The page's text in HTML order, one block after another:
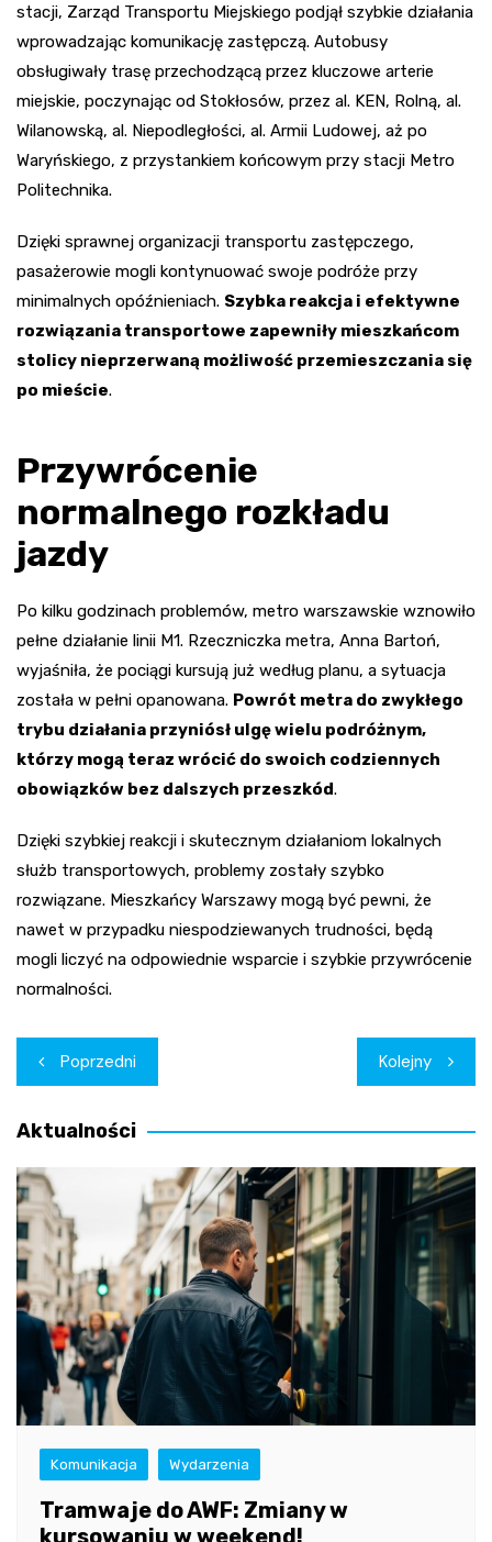
stacji, Zarząd Transportu Miejskiego podjął szybkie działania
wprowadzając komunikację zastępczą. Autobusy
obsługiwały trasę przechodzącą przez kluczowe arterie
miejskie, poczynając od Stokłosów, przez al. KEN, Rolną, al.
Wilanowską, al. Niepodległości, al. Armii Ludowej, aż po
Waryńskiego, z przystankiem końcowym przy stacji Metro
Politechnika.
Dzięki sprawnej organizacji transportu zastępczego,
pasażerowie mogli kontynuować swoje podróże przy
minimalnych opóźnieniach. Szybka reakcja i efektywne
rozwiązania transportowe zapewniły mieszkańcom
stolicy nieprzerwaną możliwość przemieszczania się
po mieście.
Przywrócenie
normalnego rozkładu
jazdy
Po kilku godzinach problemów, metro warszawskie wznowiło
pełne działanie linii M1. Rzeczniczka metra, Anna Bartoń,
wyjaśniła, że pociągi kursują już według planu, a sytuacja
została w pełni opanowana. Powrót metra do zwykłego
trybu działania przyniósł ulgę wielu podróżnym,
którzy mogą teraz wrócić do swoich codziennych
obowiązków bez dalszych przeszkód.
Dzięki szybkiej reakcji i skutecznym działaniom lokalnych
służb transportowych, problemy zostały szybko
rozwiązane. Mieszkańcy Warszawy mogą być pewni, że
nawet w przypadku niespodziewanych trudności, będą
mogli liczyć na odpowiednie wsparcie i szybkie przywrócenie
normalności.
Nawigacja
wpisu
Poprzedni Kolejny
Aktualności
Komunikacja Wydarzenia
Tramwaje do AWF: Zmiany w
kursowaniu w weekend!